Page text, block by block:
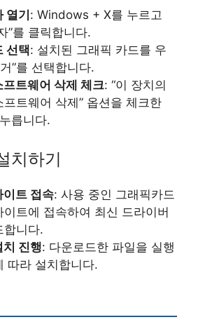
열기: Windows + X를 누르고
”를 클릭합니다.
선택: 설치된 그래픽 카드를 우
”를 선택합니다.
프트웨어 삭제 체크: “이 장치의
프트웨어 삭제” 옵션을 체크한
릅니다.
치하기
이트 접속: 사용 중인 그래픽카드
트에 접속하여 최신 드라이버
합니다.
치 진행: 다운로드한 파일을 실행
따라 설치합니다.